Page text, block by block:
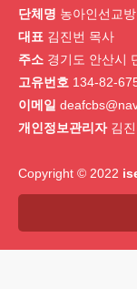
단체명 농아인선교
대표 김진번 목사
주소 경기도 안산시
고유번호 134-82-
이메일
개인정보관리자김진
Copyright © 2022